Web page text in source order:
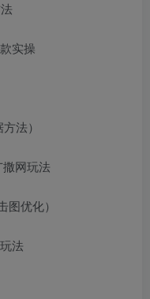
实操
法）
网玩法
优化）
法